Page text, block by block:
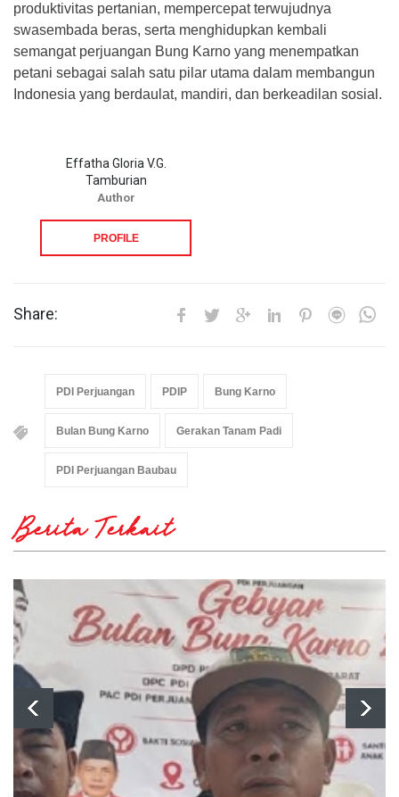
produktivitas pertanian, mempercepat terwujudnya
swasembada beras, serta menghidupkan kembali
semangat perjuangan Bung Karno yang menempatkan
petani sebagai salah satu pilar utama dalam membangun
Indonesia yang berdaulat, mandiri, dan berkeadilan sosial.
Effatha Gloria V.G.
Tamburian
Author
PROFILE
Share:
PDI Perjuangan PDIP Bung Karno
Bulan Bung Karno Gerakan Tanam Padi
PDI Perjuangan Baubau
Berita Terkait